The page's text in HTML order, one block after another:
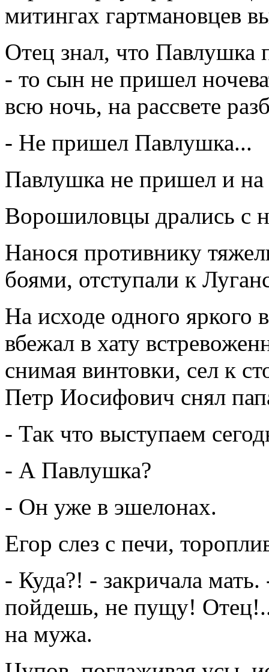
митингах гартмановцев
Отец знал, что Павлушка
- то сын не пришел
всю ночь, на рассвете
- Не пришел Павлушка...
Павлушка не пришел и
Ворошиловцы дрались с
Нанося противнику
боями, отступали к
На исходе одного яркого
вбежал в хату
снимая винтовки, сел к
Петр Иосифович снял
- Так что выступаем
- А Павлушка?
- Он уже в эшелонах.
Егор слез с печи,
- Куда?! - закричала
пойдешь, не пущу!
на мужа.